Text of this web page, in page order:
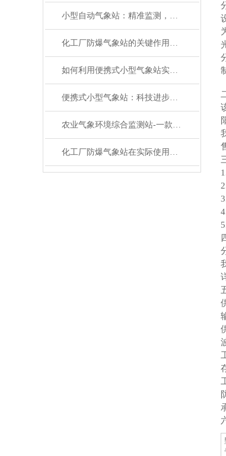
小型自动气象站：精准监测，助力多领域应用
化工厂防爆气象站的关键作用与运行管理
如何利用便携式小型气象站实现精准气象监测？
便携式小型气象站：科技进步带来的便利
农业气象环境综合监测站-一款春风化雨的室外超声波气象站#2022已更新
化工厂防爆气象站在实际使用中有着7大功能特点